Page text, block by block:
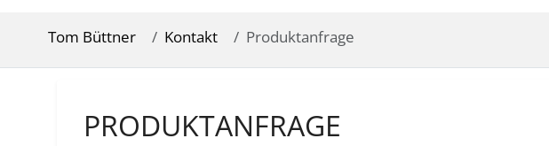
Tom Büttner Kontakt Produktanfrage
PRODUKTANFRAGE